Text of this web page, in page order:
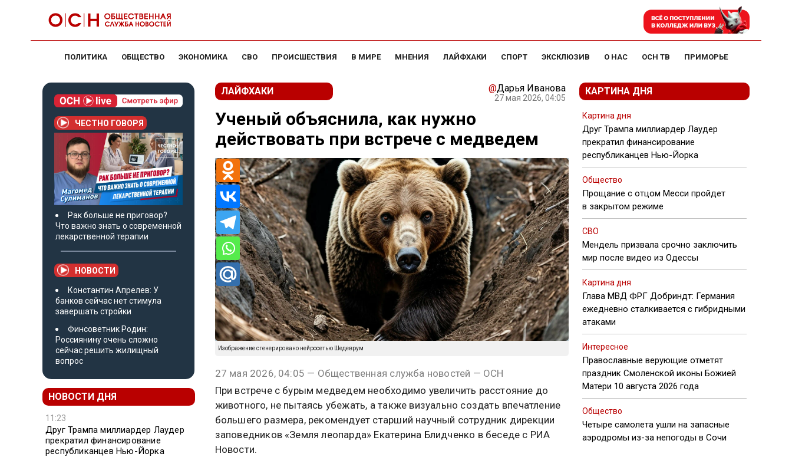
ПОЛИТИКА ОБЩЕСТВО ЭКОНОМИКА СВО ПРОИСШЕСТВИЯ В МИРЕ МНЕНИЯ ЛАЙФХАКИ СПОРТ ЭКСКЛЮЗИВ О НАС ОСН ТВ ПРИМОРЬЕ
ЧЕСТНО ГОВОРЯ
Рак больше не приговор?
Что важно знать о современной
лекарственной терапии
НОВОСТИ
Константин Апрелев: У
банков сейчас нет стимула
завершать стройки
Финсоветник Родин:
Россиянину очень сложно
сейчас решить жилищный
вопрос
НОВОСТИ ДНЯ
11:23
Друг Трампа миллиардер Лаудер
прекратил финансирование
республиканцев Нью-Йорка
ЛАЙФХАКИ @Дарья Иванова
27 мая 2026, 04:05
Ученый объяснила, как нужно
действовать при встрече с медведем
Изображение сгенерировано нейросетью Шедеврум
27 мая 2026, 04:05 — Общественная служба новостей — ОСН
При встрече с бурым медведем необходимо увеличить расстояние до
животного, не пытаясь убежать, а также визуально создать впечатление
большего размера, рекомендует старший научный сотрудник дирекции
заповедников «Земля леопарда» Екатерина Блидченко в беседе с РИА
Новости.
КАРТИНА ДНЯ
Картина дня
Друг Трампа миллиардер Лаудер
прекратил финансирование
республиканцев Нью-Йорка
Общество
Прощание с отцом Месси пройдет
в закрытом режиме
СВО
Мендель призвала срочно заключить
мир после видео из Одессы
Картина дня
Глава МВД ФРГ Добриндт: Германия
ежедневно сталкивается с гибридными
атаками
Интересное
Православные верующие отметят
праздник Смоленской иконы Божией
Матери 10 августа 2026 года
Общество
Четыре самолета ушли на запасные
аэродромы из-за непогоды в Сочи